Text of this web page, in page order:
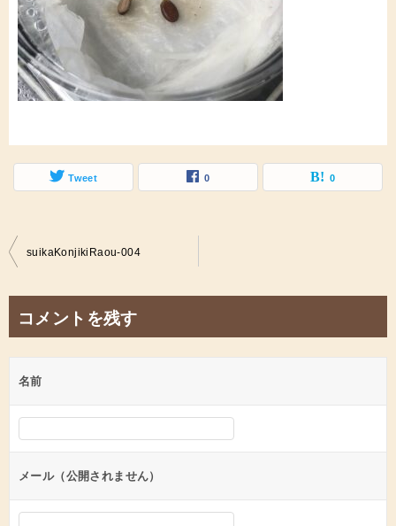
Tweet 0 0
投
ビ
ゲ
ー
シ
ン
suikaKonjikiRaou-004
コメントを残す
名前
メール（公開されません）